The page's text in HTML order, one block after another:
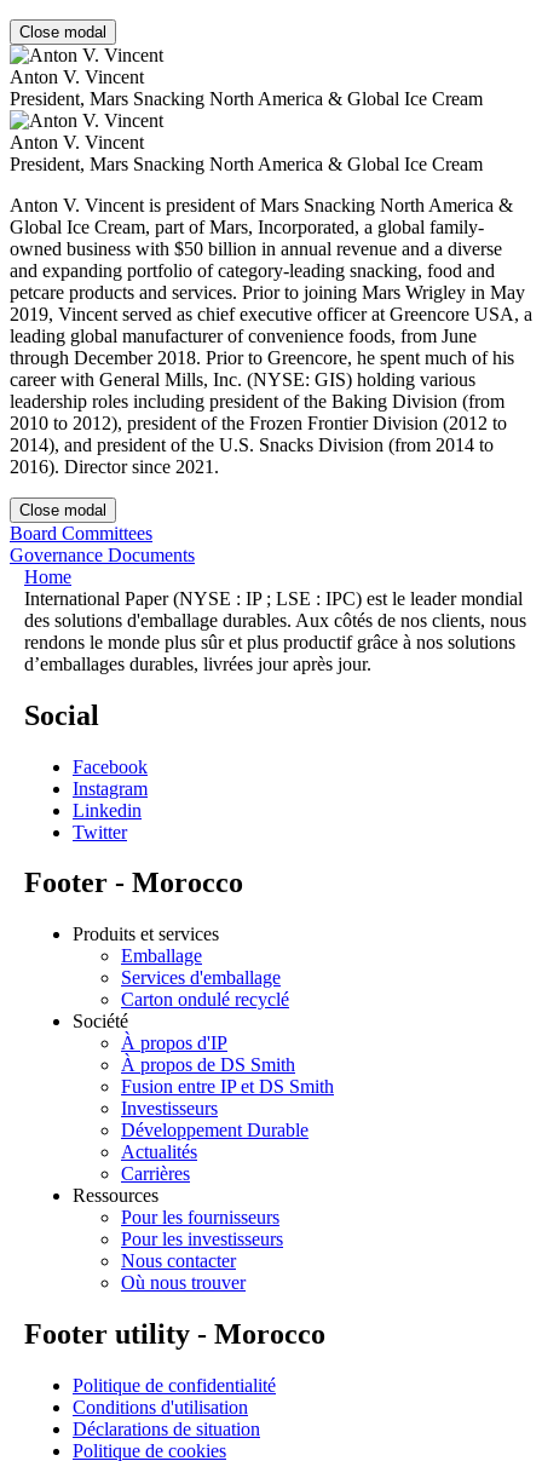
Close modal
Anton V. Vincent
President, Mars Snacking North America & Global Ice Cream
Anton V. Vincent
President, Mars Snacking North America & Global Ice Cream
Anton V. Vincent is president of Mars Snacking North America &
Global Ice Cream, part of Mars, Incorporated, a global family-
owned business with $50 billion in annual revenue and a diverse
and expanding portfolio of category-leading snacking, food and
petcare products and services. Prior to joining Mars Wrigley in May
2019, Vincent served as chief executive officer at Greencore USA, a
leading global manufacturer of convenience foods, from June
through December 2018. Prior to Greencore, he spent much of his
career with General Mills, Inc. (NYSE: GIS) holding various
leadership roles including president of the Baking Division (from
2010 to 2012), president of the Frozen Frontier Division (2012 to
2014), and president of the U.S. Snacks Division (from 2014 to
2016). Director since 2021.
Close modal
Board Committees
Governance Documents
Home
International Paper (NYSE : IP ; LSE : IPC) est le leader mondial
des solutions d'emballage durables. Aux côtés de nos clients, nous
rendons le monde plus sûr et plus productif grâce à nos solutions
d’emballages durables, livrées jour après jour.
Social
Facebook
Instagram
Linkedin
Twitter
Footer - Morocco
Produits et services
Emballage
Services d'emballage
Carton ondulé recyclé
Société
À propos d'IP
À propos de DS Smith
Fusion entre IP et DS Smith
Investisseurs
Développement Durable
Actualités
Carrières
Ressources
Pour les fournisseurs
Pour les investisseurs
Nous contacter
Où nous trouver
Footer utility - Morocco
Politique de confidentialité
Conditions d'utilisation
Déclarations de situation
Politique de cookies